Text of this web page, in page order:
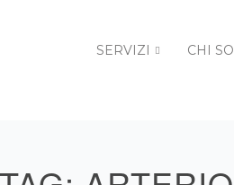
SERVIZI CHI